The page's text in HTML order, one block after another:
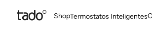
ShopTermostatos Inteligentes